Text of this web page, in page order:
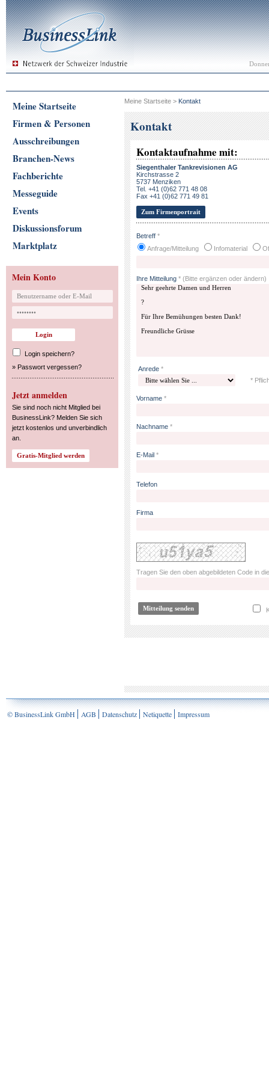
Meine Startseite
Firmen & Personen
Ausschreibungen
Branchen-News
Fachberichte
Messeguide
Events
Diskussionsforum
Marktplatz
Mein Konto
Login speichern?
» Passwort vergessen?
Jetzt anmelden
Sie sind noch nicht Mitglied bei
BusinessLink? Melden Sie sich
jetzt kostenlos und unverbindlich
an.
Meine Startseite > Kontakt
Kontakt
Kontaktaufnahme mit:
Siegenthaler Tankrevisionen AG
Kirchstrasse 2
5737 Menziken
Tel. +41 (0)62 771 48 08
Fax +41 (0)62 771 49 81
Zum Firmenportrait
Betreff *
Anfrage/Mitteilung
Infomaterial
Ihre Mitteilung * (Bitte ergänzen oder ändern)
Anrede *
*
Vorname *
Nachname *
E-Mail *
Telefon
Firma
Tragen Sie den oben abgebildeten Code in
© BusinessLink GmbH AGB Datenschutz Netiquette Impressum